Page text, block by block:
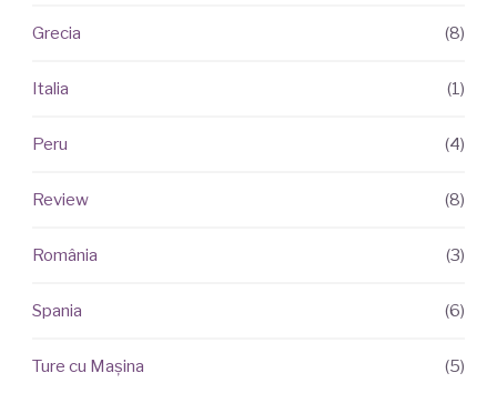
Grecia (8)
Italia (1)
Peru (4)
Review (8)
România (3)
Spania (6)
Ture cu Mașina (5)